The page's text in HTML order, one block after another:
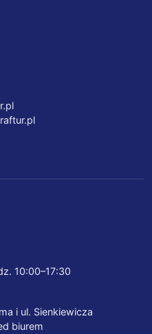
10:00–17:30
i ul. Sienkiewicza
biurem